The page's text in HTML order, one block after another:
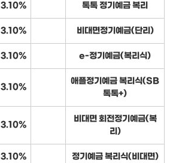
3.10% 톡톡 정기예금 복리
3.10% 비대면정기예금(단리)
3.10% e-정기예금(복리식)
3.10%
애플정기예금 복리식(SB
톡톡+)
3.10%
비대면 회전정기예금(복
리)
3.10% 정기예금 복리식(비대면)